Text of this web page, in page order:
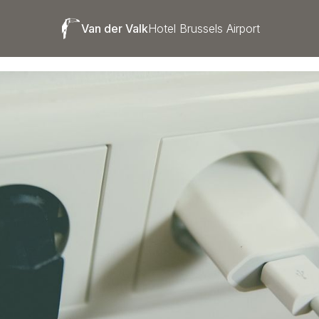
Van der ValkHotel Brussels Airport